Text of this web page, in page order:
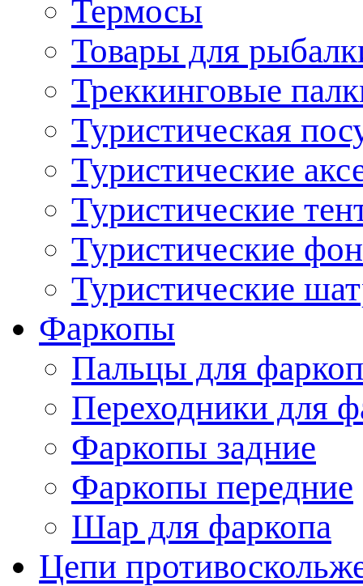
Термосы
Товары для
Треккинговые
Туристическая
Туристические
Туристические
Туристические
Туристические
Фаркопы
Пальцы для
Переходники для
Фаркопы задние
Фаркопы передние
Шар для фаркопа
Цепи